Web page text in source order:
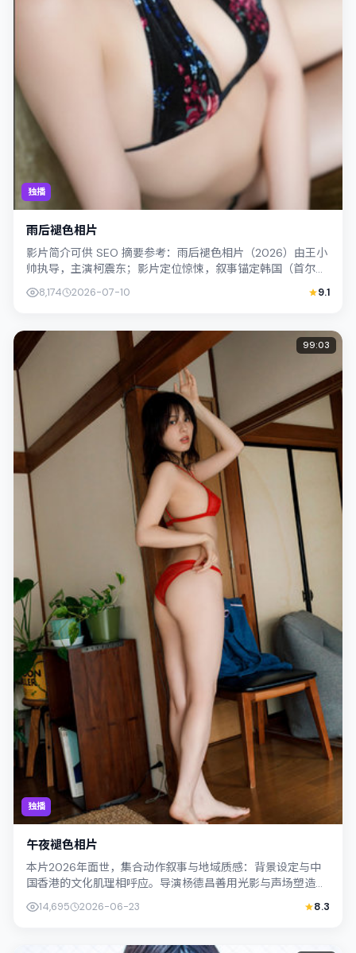
独播
雨后褪色相片
影片简介可供 SEO 摘要参考：雨后褪色相片（2026）由王小
帅执导，主演柯震东；影片定位惊悚，叙事锚定韩国（首尔）
的社会议题与个体命运，镜头克...
8,174 2026-07-10 9.1
独播
99:03
午夜褪色相片
本片2026年面世，集合动作叙事与地域质感：背景设定与中
国香港的文化肌理相呼应。导演杨德昌善用光影与声场塑造孤
独感，李康生饰演角色的抉择牵动观众...
14,695 2026-06-23 8.3